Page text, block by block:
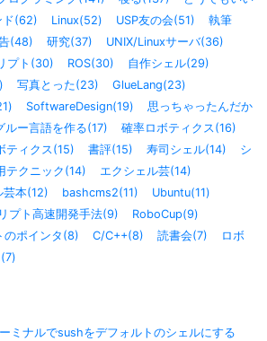
ド(62) Linux(52) USP友の会(51)
執筆
(48) 研究(37)
UNIX/Linuxサーバ(36)
プト(30) ROS(30)
自作シェル(29)
写真とった(23)
GlueLang(23)
SoftwareDesign(19)
思っちゃったんだか
ルー言語を作る(17)
確率ロボティクス(16)
ティクス(15) 書評(15) 寿司シェル(14)
シ
テクニック(14)
エクシェル芸(14)
芸本(12) bashcms2(11)
Ubuntu(11)
プト高速開発手法(9)
RoboCup(9)
のポインタ(8) C/C++(8) 読書会(7)
ロボ
ミナルでsushをデフォルトのシェルにする